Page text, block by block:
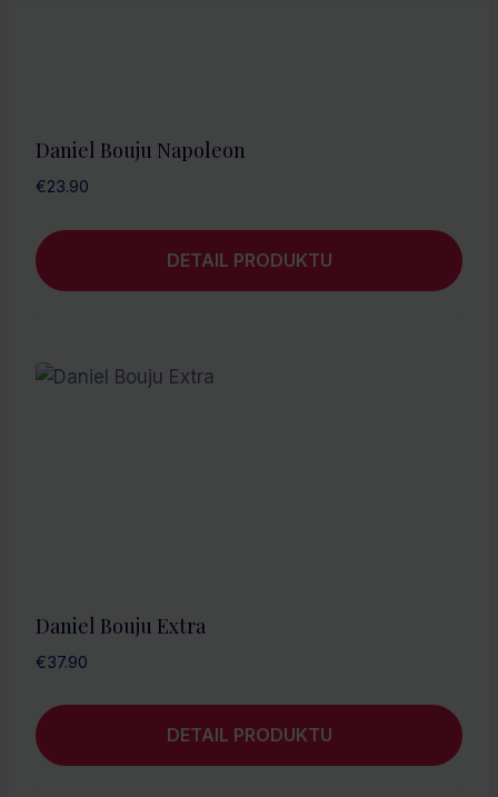
Daniel Bouju Napoleon
€23.90
DETAIL PRODUKTU
Daniel Bouju Extra
€37.90
DETAIL PRODUKTU